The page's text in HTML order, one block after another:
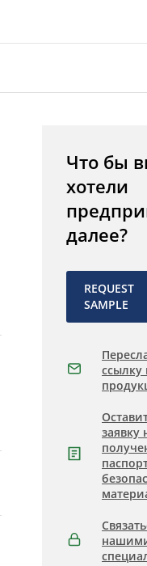
Что бы
хотели
далее?
REQUEST
SAMPLE
ссылку
заявку